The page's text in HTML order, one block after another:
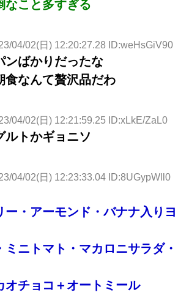
なこと多すぎる
04/02(日) 12:20:27.28 ID:weHsGiV90
ンばかりだったな
食なんて贅沢品だわ
04/02(日) 12:21:59.25 ID:xLkE/ZaL0
ルトかギョニソ
04/02(日) 12:23:33.04 ID:8UGypWll0
ー・アーモンド・バナナ入りヨ
ミニトマト・マカロニサラダ・
オチョコ＋オートミール